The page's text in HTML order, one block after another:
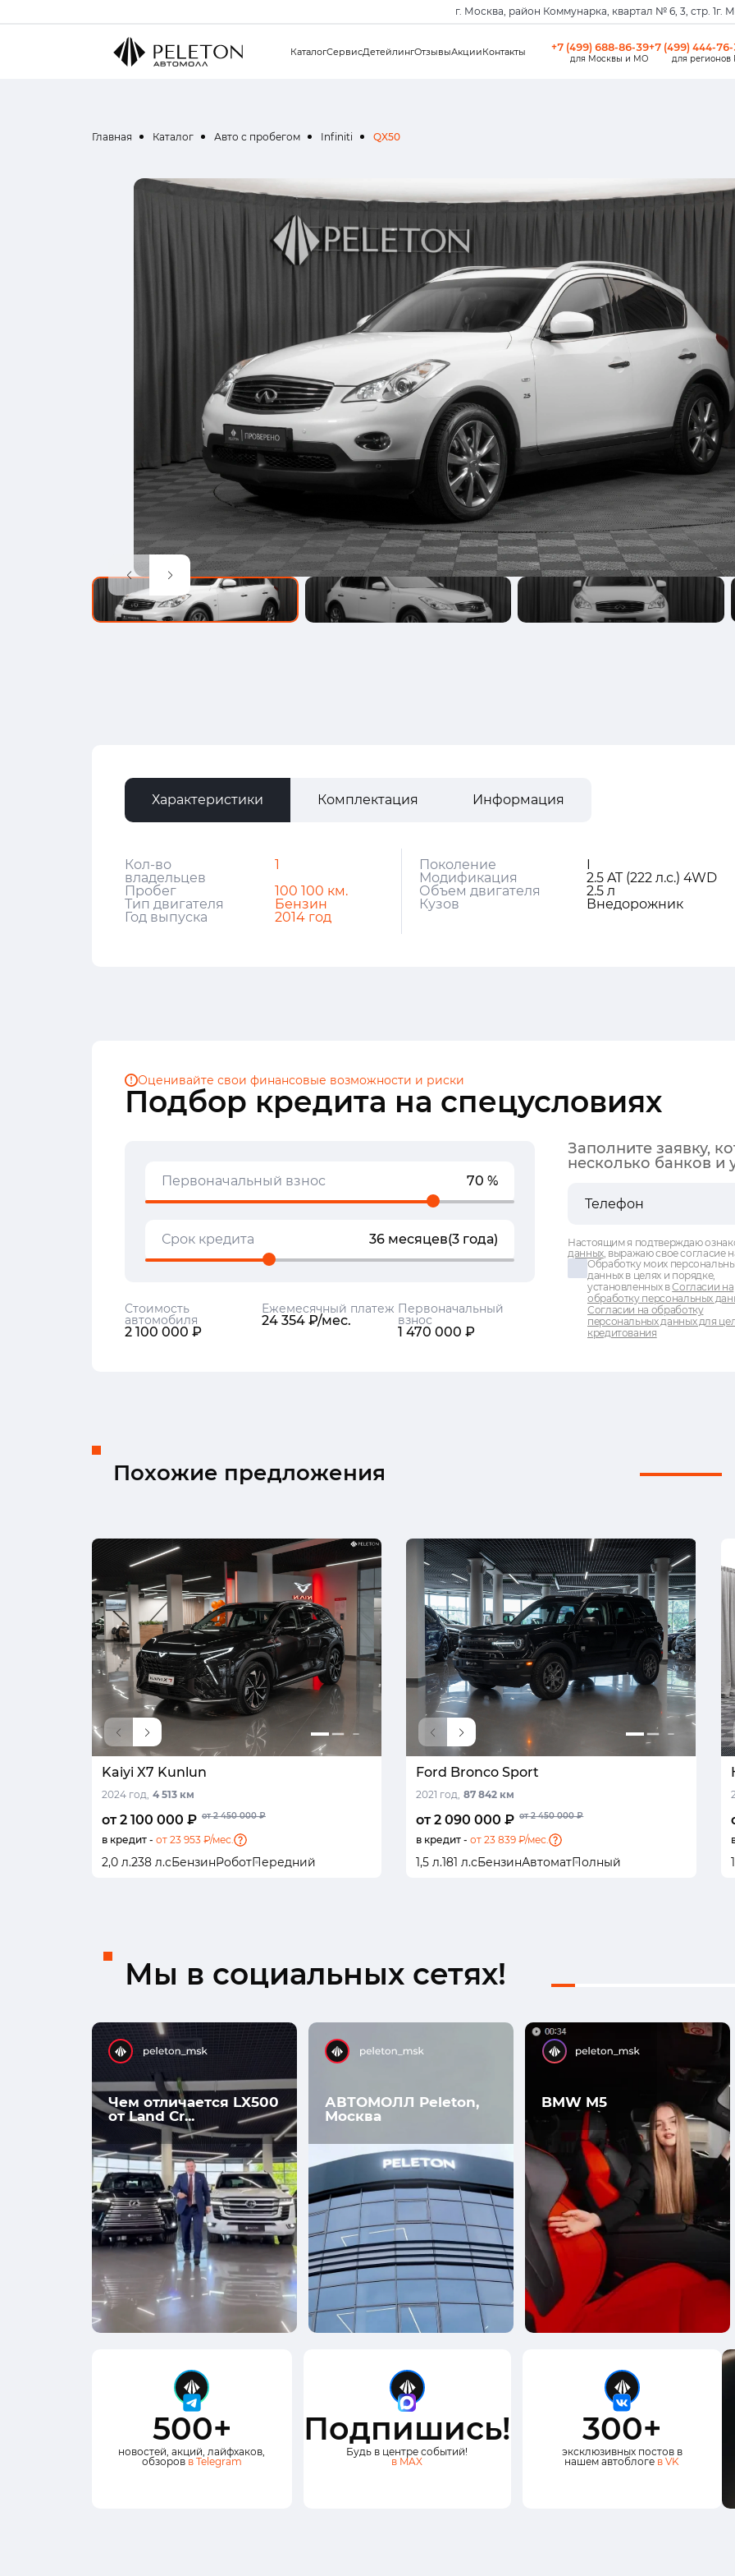
г. Москва, район Коммунарка, квартал № 6, 3, стр. 1г.
КаталогСервисДетейлингОтзывыАкцииКонтакты +7 (499) 688-86-39
для Москвы и МО
+7 (499) 444-
для регионов
Главная Каталог Авто с пробегом Infiniti QX50
Характеристики Комплектация Информация
Кол-во
владельцев
1
Пробег
100 100 км.
Тип двигателя
Бензин
Год выпуска
2014 год
Поколение
I
Модификация
2.5 AT (222 л.с.) 4WD
Объем двигателя
2.5 л
Кузов
Внедорожник
Подбор кредита на спецусловиях
Оценивайте свои финансовые возможности и риски
Первоначальный взнос 70 %
Срок кредита 36 месяцев(3 года)
Стоимость
автомобиля
2 100 000 ₽
Ежемесячный платеж
24 354 ₽/мес.
Первоначальный
взнос
1 470 000 ₽
Заполните заявку,
несколько банков и
Настоящим я подтверждаю
данных, выражаю свое согласие
Обработку моих
данных в целях и порядке,
установленных вСогласии на
обработку персональных
Согласии на обработку
персональных данных для
кредитования
Похожие предложения
Kaiyi X7 Kunlun
2024 год, 4 513 км
от 2 100 000 ₽ от 2 450 000 ₽
в кредит - от 23 953 ₽/мес.
2,0 л.238 л.сБензинРоботПередний
Ford Bronco Sport
2021 год, 87 842 км
от 2 090 000 ₽ от 2 450 000 ₽
в кредит - от 23 839 ₽/мес.
1,5 л.181 л.сБензинАвтоматПолный
Мы в социальных сетях!
Чем отличается LX500
от Land Cr...
АВТОМОЛЛ Peleton,
Москва
BMW M5
500+
новостей, акций, лайфхаков,
обзоров в Telegram
Подпишись!
Будь в центре событий!
в MAX
300+
эксклюзивных постов в
нашем автоблоге в VK